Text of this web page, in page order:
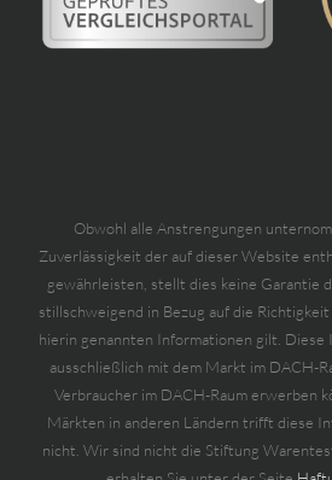
Obwohl alle Anstrengungen
Zuverlässigkeit der auf dieser Website
gewährleisten, stellt dies keine Garantie
stillschweigend in Bezug auf die
hierin genannten Informationen gilt.
ausschließlich mit dem Markt im DACH-
Verbraucher im DACH-Raum erwerben
Märkten in anderen Ländern trifft diese
nicht. Wir sind nicht die Stiftung